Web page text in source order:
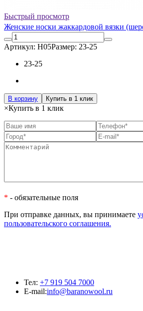
Быстрый просмотр
Женские носки жаккардовой вязки
Артикул: Н05Размер: 23-25
23-25
В корзину Купить в 1 клик
×Купить в 1 клик
* - обязательные поля
При отправке данных, вы принимаете
пользовательского соглашения.
Тел: +7 919 504 7000
E-mail:info@baranowool.ru